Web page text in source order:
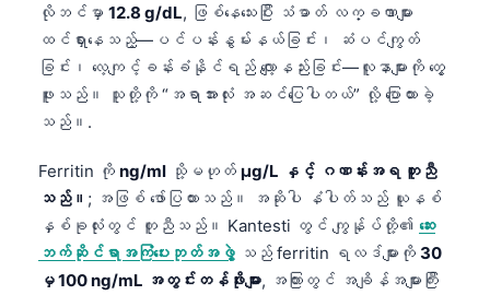
လိုဘင်မှာ 12.8 g/dL, ဖြစ်နေသေးပြီး သံဓာတ် လက္ခဏာများ
ထင်ရှားနေသည့်—ပင်ပန်းနွမ်းနယ်ခြင်း၊ ဆံပင်ကျွတ်
ခြင်း၊ လေ့ကျင့်ခန်းခံနိုင်ရည် လျော့နည်းခြင်း—လူနာများကို တွေ့
ဖူးသည်။ သူတို့ကို “အရာအားလုံး အဆင်ပြေပါတယ်” လို့ ပြောထားခဲ့
သည်။.
Ferritin ကို ng/ml သို့မဟုတ် µg/L နှင့် ဂဏန်းအရ တူညီ
သည်။ ; အဖြစ် ဖော်ပြထားသည်။ အဆိုပါ နံပါတ်သည် ယူနစ်
နှစ်ခုလုံးတွင် တူညီသည်။ Kantesti တွင် ကျွန်ုပ်တို့၏ ဆေး
ဘက်ဆိုင်ရာအကြံပေးဘုတ်အဖွဲ့ သည် ferritin ရလဒ်များကို 30
မှ 100 ng/mL အတွင်းတန်ဖိုးများ, အကြားတွင် အချိန်အများကြီး